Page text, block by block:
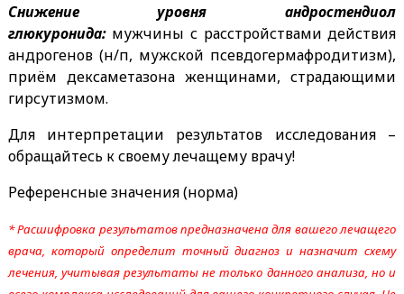
Снижение уровня андростендиол
глюкуронида: мужчины с расстройствами действия
андрогенов (н/п, мужской псевдогермафродитизм),
приём дексаметазона женщинами, страдающими
гирсутизмом.
Для интерпретации результатов исследования –
обращайтесь к своему лечащему врачу!
Референсные значения (норма)
* Расшифровка результатов предназначена для вашего лечащего
врача, который определит точный диагноз и назначит схему
лечения, учитывая результаты не только данного анализа, но и